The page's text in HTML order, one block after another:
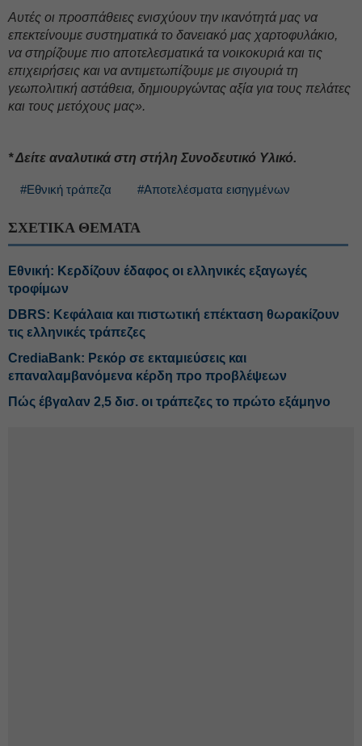
Αυτές οι προσπάθειες ενισχύουν την ικανότητά μας να
επεκτείνουμε συστηματικά το δανειακό μας χαρτοφυλάκιο,
να στηρίζουμε πιο αποτελεσματικά τα νοικοκυριά και τις
επιχειρήσεις και να αντιμετωπίζουμε με σιγουριά τη
γεωπολιτική αστάθεια, δημιουργώντας αξία για τους πελάτες
και τους μετόχους μας».
* Δείτε αναλυτικά στη στήλη Συνοδευτικό Υλικό.
#Εθνική τράπεζα #Αποτελέσματα εισηγμένων
ΣΧΕΤΙΚΑ ΘΕΜΑΤΑ
Εθνική: Κερδίζουν έδαφος οι ελληνικές εξαγωγές
τροφίμων
DBRS: Κεφάλαια και πιστωτική επέκταση θωρακίζουν
τις ελληνικές τράπεζες
CrediaBank: Ρεκόρ σε εκταμιεύσεις και
επαναλαμβανόμενα κέρδη προ προβλέψεων
Πώς έβγαλαν 2,5 δισ. οι τράπεζες το πρώτο εξάμηνο